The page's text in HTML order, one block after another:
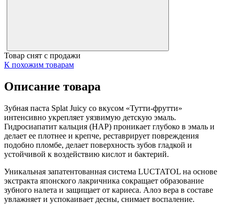
Товар снят с продажи
К похожим товарам
Описание товара
Зубная паста Splat Juicy со вкусом «Тутти-фрутти»
интенсивно укрепляет уязвимую детскую эмаль.
Гидросиапатит кальция (HAP) проникает глубоко в эмаль и
делает ее плотнее и крепче, реставрирует повреждения
подобно пломбе, делает поверхность зубов гладкой и
устойчивой к воздействию кислот и бактерий.
Уникальная запатентованная система LUCTATOL на основе
экстракта японского лакричника сокращает образование
зубного налета и защищает от кариеса. Алоэ вера в составе
увлажняет и успокаивает десны, снимает воспаление.